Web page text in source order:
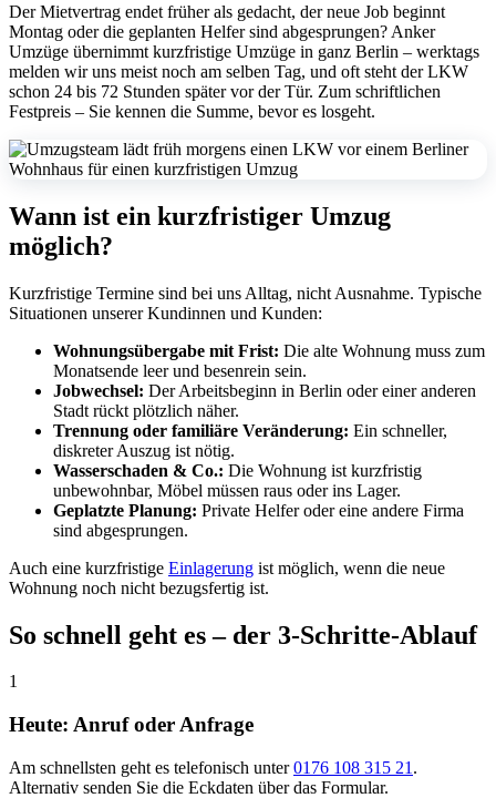
Der Mietvertrag endet früher als gedacht, der neue Job beginnt
Montag oder die geplanten Helfer sind abgesprungen? Anker
Umzüge übernimmt kurzfristige Umzüge in ganz Berlin – werktags
melden wir uns meist noch am selben Tag, und oft steht der LKW
schon 24 bis 72 Stunden später vor der Tür. Zum schriftlichen
Festpreis – Sie kennen die Summe, bevor es losgeht.
Wann ist ein kurzfristiger Umzug
möglich?
Kurzfristige Termine sind bei uns Alltag, nicht Ausnahme. Typische
Situationen unserer Kundinnen und Kunden:
Wohnungsübergabe mit Frist: Die alte Wohnung muss zum
Monatsende leer und besenrein sein.
Jobwechsel: Der Arbeitsbeginn in Berlin oder einer anderen
Stadt rückt plötzlich näher.
Trennung oder familiäre Veränderung: Ein schneller,
diskreter Auszug ist nötig.
Wasserschaden & Co.: Die Wohnung ist kurzfristig
unbewohnbar, Möbel müssen raus oder ins Lager.
Geplatzte Planung: Private Helfer oder eine andere Firma
sind abgesprungen.
Auch eine kurzfristige Einlagerung ist möglich, wenn die neue
Wohnung noch nicht bezugsfertig ist.
So schnell geht es – der 3-Schritte-Ablauf
1
Heute: Anruf oder Anfrage
Am schnellsten geht es telefonisch unter0176 108 315 21 .
Alternativ senden Sie die Eckdaten über das Formular.